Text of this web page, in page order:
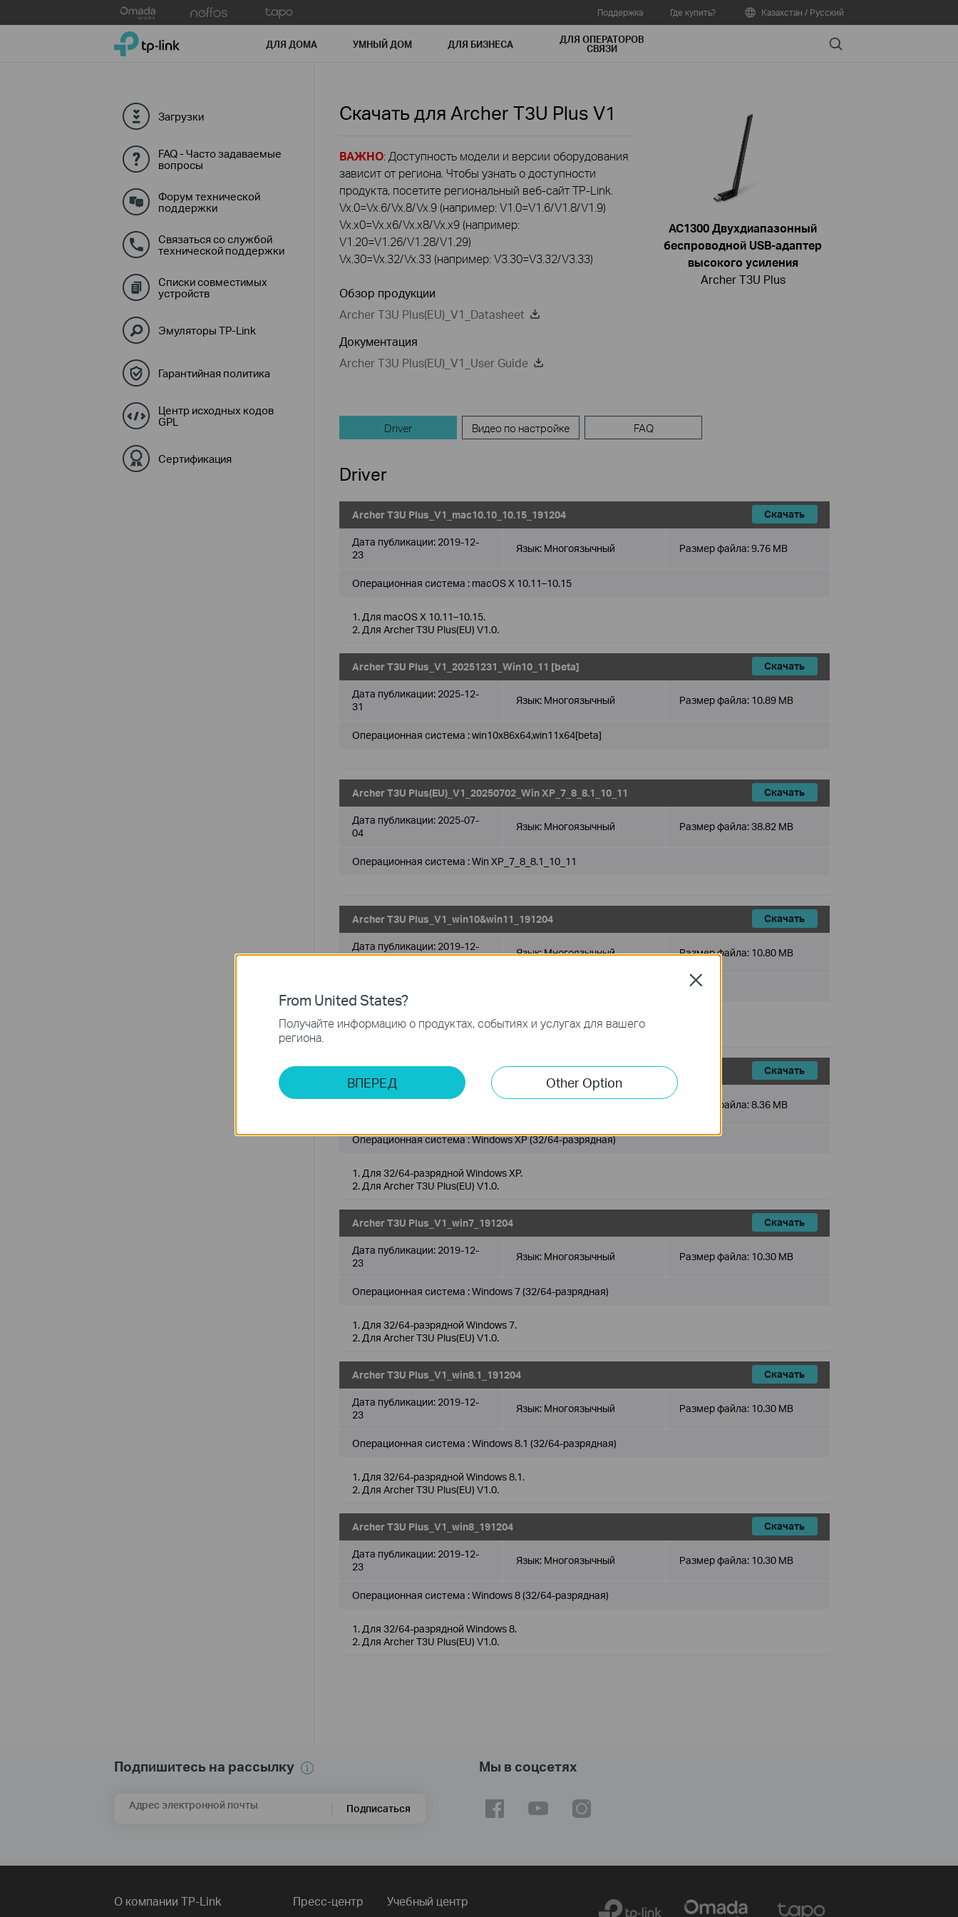
to
Поддержка Где купить? Казахстан / Русский
TP-Link, Reliably Smart ДЛЯ ДОМА УМНЫЙ ДОМ ДЛЯ БИЗНЕСА ДЛЯ ОПЕРАТОРОВ
СВЯЗИ Search
Загрузки
FAQ - Часто задаваемые
вопросы
Форум технической
поддержки
Связаться со службой
технической поддержки
Списки совместимых
устройств
Эмуляторы TP-Link
Гарантийная политика
Центр исходных кодов
GPL
Сертификация
Скачать для Archer T3U Plus V1
ВАЖНО: Доступность модели и версии оборудования
зависит от региона. Чтобы узнать о доступности
продукта, посетите региональный веб-сайт TP-Link.
Vx.0=Vx.6/Vx.8/Vx.9 (например: V1.0=V1.6/V1.8/V1.9)
Vx.x0=Vx.x6/Vx.x8/Vx.x9 (например:
V1.20=V1.26/V1.28/V1.29)
Vx.30=Vx.32/Vx.33 (например: V3.30=V3.32/V3.33)
Обзор продукции
Archer T3U Plus(EU)_V1_Datasheet
Документация
Archer T3U Plus(EU)_V1_User Guide
AC1300 Двухдиапазонный
беспроводной USB-адаптер
высокого усиления
Archer T3U Plus
Driver Видео по настройке FAQ
Driver
Archer T3U Plus_V1_mac10.10_10.15_191204 Скачать
Дата публикации: 2019-12-
23
Язык: Многоязычный Размер файла:9.76 MB
Операционная система : macOS X 10.11–10.15
1. Для macOS X 10.11–10.15.
2. Для Archer T3U Plus(EU) V1.0.
Archer T3U Plus_V1_20251231_Win10_11 [beta] Скачать
Дата публикации: 2025-12-
31
Язык: Многоязычный Размер файла: 10.89 MB
Операционная система : win10x86x64,win11x64[beta]
Archer T3U Plus(EU)_V1_20250702_Win XP_7_8_8.1_10_11 Скачать
Дата публикации: 2025-07-
04
Язык: Многоязычный Размер файла:38.82 MB
Операционная система : Win XP_7_8_8.1_10_11
Archer T3U Plus_V1_win10&win11_191204 Скачать
Дата публикации: 2019-12-
23
Язык:Многоязычный Размер файла: 10.80 MB
1. Для 32/64-разрядной Windows 10.
2. Для Archer T3U Plus(EU) V1.0.
Archer T3U Plus_V1_winXP_191204 Скачать
Дата публикации:2019-12-
Размер файла:8.36 MB
Операционная система : Windows XP (32/64-разрядная)
1. Для 32/64-разрядной Windows XP.
2. Для Archer T3U Plus(EU) V1.0.
Archer T3U Plus_V1_win7_191204 Скачать
Дата публикации: 2019-12-
23
Язык: Многоязычный Размер файла: 10.30 MB
Операционная система : Windows 7 (32/64-разрядная)
1. Для 32/64-разрядной Windows 7.
2. Для Archer T3U Plus(EU) V1.0.
Archer T3U Plus_V1_win8.1_191204 Скачать
Дата публикации: 2019-12-
23
Язык: Многоязычный Размер файла: 10.30 MB
Операционная система : Windows 8.1 (32/64-разрядная)
1. Для 32/64-разрядной Windows 8.1.
2. Для Archer T3U Plus(EU) V1.0.
Archer T3U Plus_V1_win8_191204 Скачать
Дата публикации: 2019-12-
23
Язык: Многоязычный Размер файла: 10.30 MB
Операционная система : Windows 8 (32/64-разрядная)
1. Для 32/64-разрядной Windows 8.
2. Для Archer T3U Plus(EU) V1.0.
Подпишитесь на рассылку
Адрес электронной почты Подписаться
Мы в соцсетях
О компании TP-Link Пресс-центр Учебный центр
From United States?
Получайте информацию о продуктах, событиях и услугах для вашего
региона.
ВПЕРЕД Other Option
Close